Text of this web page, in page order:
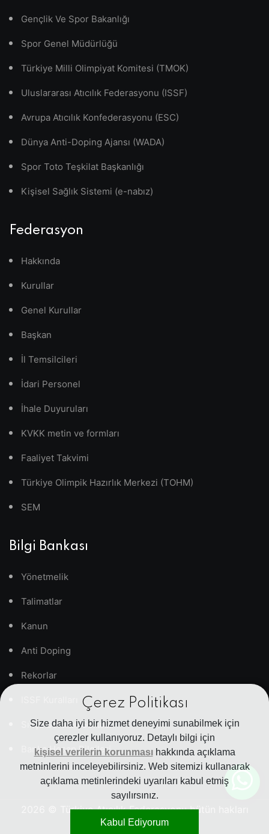
Çerez Politikası
Size daha iyi bir hizmet deneyimi sunabilmek için
çerezler kullanıyoruz. Detaylı bilgi için
kişisel verilerin korunmasıhakkında açıklama
metninlerini inceleyebilirsiniz. Web sitemizi kullanarak
açıklama metinlerindeki uyarıları kabul etmiş
sayılırsınız.
Kabul Ediyorum
Gençlik Ve Spor Bakanlığı
Spor Genel Müdürlüğü
Türkiye Milli Olimpiyat Komitesi (TMOK)
Uluslararası Atıcılık Federasyonu (ISSF)
Avrupa Atıcılık Konfederasyonu (ESC)
Dünya Anti-Doping Ajansı (WADA)
Spor Toto Teşkilat Başkanlığı
Kişisel Sağlık Sistemi (e-nabız)
Federasyon
Hakkında
Kurullar
Genel Kurullar
Başkan
İl Temsilcileri
İdari Personel
İhale Duyuruları
KVKK metin ve formları
Faaliyet Takvimi
Türkiye Olimpik Hazırlık Merkezi (TOHM)
SEM
Bilgi Bankası
Yönetmelik
Talimatlar
Kanun
Anti Doping
Rekorlar
Sıkça Sorulan Sorular
Banka Hesap Bilgileri
© Türkiye Atıcılık Federasyonu bütün hakları
saklıdır.